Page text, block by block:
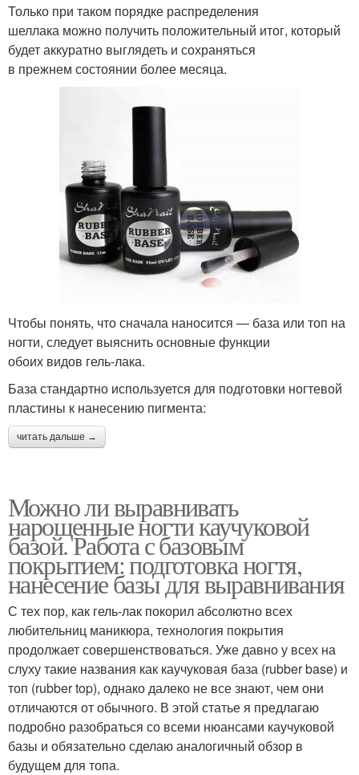
Только при таком порядке распределения
шеллака можно получить положительный итог, который
будет аккуратно выглядеть и сохраняться
в прежнем состоянии более месяца.
Чтобы понять, что сначала наносится — база или топ на
ногти, следует выяснить основные функции
обоих видов гель-лака.
База стандартно используется для подготовки ногтевой
пластины к нанесению пигмента:
читать дальше →
Можно ли выравнивать
нарощенные ногти каучуковой
базой. Работа с базовым
покрытием: подготовка ногтя,
нанесение базы для выравнивания
С тех пор, как гель-лак покорил абсолютно всех
любительниц маникюра, технология покрытия
продолжает совершенствоваться. Уже давно у всех на
слуху такие названия как каучуковая база (rubber base) и
топ (rubber top), однако далеко не все знают, чем они
отличаются от обычного. В этой статье я предлагаю
подробно разобраться со всеми нюансами каучуковой
базы и обязательно сделаю аналогичный обзор в
будущем для топа.